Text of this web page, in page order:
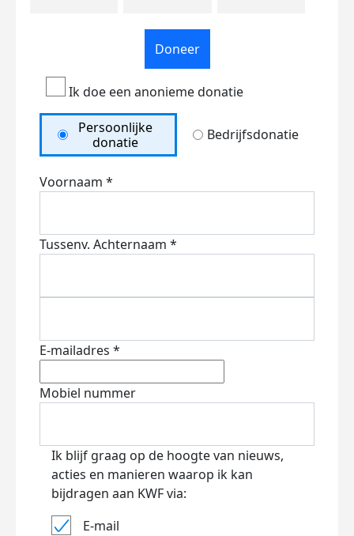
Doneer
Ik doe een anonieme donatie
Persoonlijke
donatie
Bedrijfsdonatie
Voornaam *
Tussenv. Achternaam *
E-mailadres *
Mobiel nummer
Ik blijf graag op de hoogte van nieuws,
acties en manieren waarop ik kan
bijdragen aan KWF via:
E-mail